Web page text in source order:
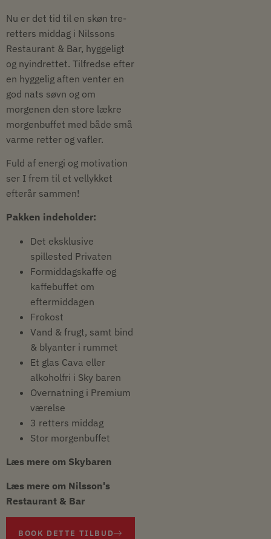
Nu er det tid til en skøn tre-
retters middag i Nilssons
Restaurant & Bar, hyggeligt
og nyindrettet. Tilfredse efter
en hyggelig aften venter en
god nats søvn og om
morgenen den store lækre
morgenbuffet med både små
varme retter og vafler.
Fuld af energi og motivation
ser I frem til et vellykket
efterår sammen!
Pakken indeholder:
Det eksklusive
spillested Privaten
Formiddagskaffe og
kaffebuffet om
eftermiddagen
Frokost
Vand & frugt, samt bind
& blyanter i rummet
Et glas Cava eller
alkoholfri i Sky baren
Overnatning i Premium
værelse
3 retters middag
Stor morgenbuffet
Læs mere om Skybaren
Læs mere om Nilsson's
Restaurant & Bar
BOOK DETTE TILBUD